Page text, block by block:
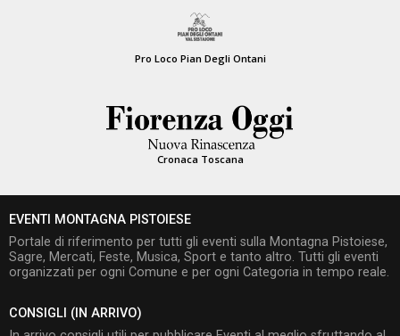
Pro Loco Pian Degli Ontani
Cronaca Toscana
EVENTI MONTAGNA PISTOIESE
Portale di riferimento per tutti gli eventi sulla Montagna Pistoiese,
Sagre, Mercati, Feste, Musica, Sport e tanto altro. Tutti gli eventi
organizzati per ogni Comune e per ogni Categoria in tempo reale.
CONSIGLI (IN ARRIVO)